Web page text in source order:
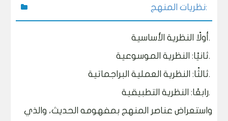
نظريات المنهج:
أولًا النظرية الأساسية.
ثانيًا: النظرية الموسوعية.
ثالثًا: النظرية العملية البراجماتية.
رابعًا: النظرية التطبيقية.
واستعراض عناصر المنهج بمفهومه الحديث، والذي